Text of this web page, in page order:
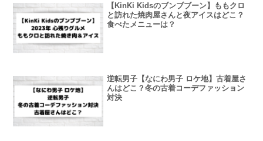
【KinKi Kidsのブンブブーン】ももクロ
と訪れた焼肉屋さんと夜アイスはどこ？
食べたメニューは？
逆転男子【なにわ男子 ロケ地】古着屋さ
んはどこ？冬の古着コーデファッション
対決